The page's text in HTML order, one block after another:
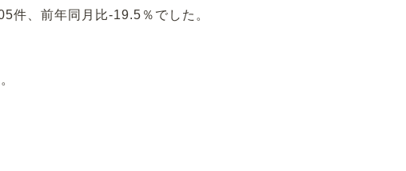
件、前年同月比-19.5％でした。